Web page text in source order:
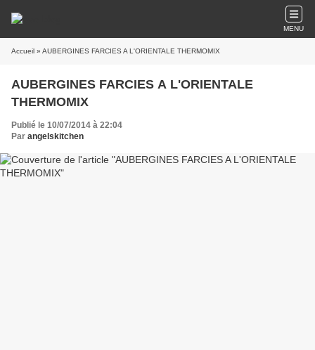
MENU
Accueil » AUBERGINES FARCIES A L'ORIENTALE THERMOMIX
AUBERGINES FARCIES A L'ORIENTALE
THERMOMIX
Publié le 10/07/2014 à 22:04
Par angelskitchen